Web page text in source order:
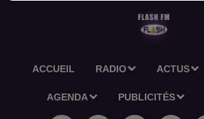
ACCUEIL RADIO ACTUS
AGENDA PUBLICITÉS